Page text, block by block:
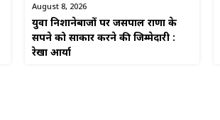
August 8, 2026
युवा निशानेबाजों पर जसपाल राणा के
सपने को साकार करने की जिम्मेदारी :
रेखा आर्या